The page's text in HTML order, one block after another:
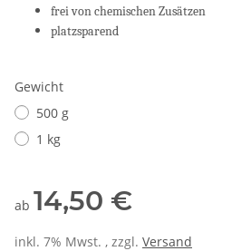
frei von chemischen Zusätzen
platzsparend
Gewicht
500 g
1 kg
ab 14,50 €
inkl. 7% Mwst. , zzgl. Versand